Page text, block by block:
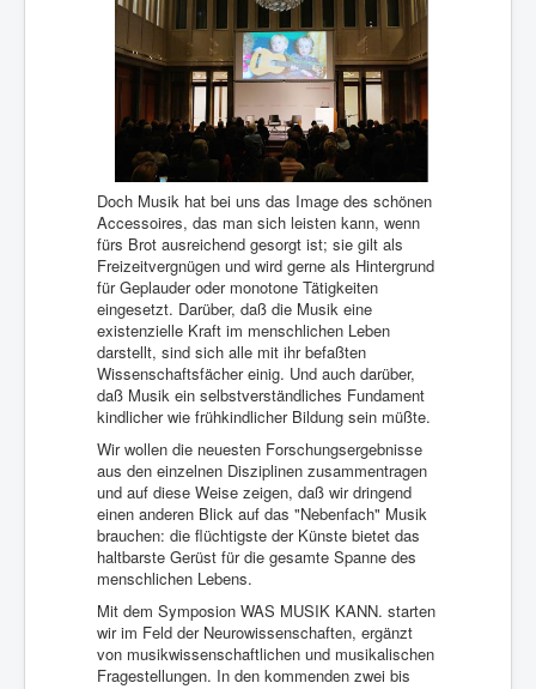
Doch Musik hat bei uns das Image des schönen
Accessoires, das man sich leisten kann, wenn
fürs Brot ausreichend gesorgt ist; sie gilt als
Freizeitvergnügen und wird gerne als Hintergrund
für Geplauder oder monotone Tätigkeiten
eingesetzt. Darüber, daß die Musik eine
existenzielle Kraft im menschlichen Leben
darstellt, sind sich alle mit ihr befaßten
Wissenschaftsfächer einig. Und auch darüber,
daß Musik ein selbst­ver­ständliches Fundament
kindlicher wie frühkindlicher Bildung sein müßte.
Wir wollen die neuesten Forschungsergebnisse
aus den einzelnen Disziplinen zusammentragen
und auf diese Weise zeigen, daß wir dringend
einen anderen Blick auf das "Nebenfach" Musik
brauchen: die flüchtigste der Künste bietet das
haltbarste Gerüst für die gesamte Spanne des
menschlichen Lebens.
Mit dem Symposion WAS MUSIK KANN. starten
wir im Feld der Neurowissenschaften, ergänzt
von musikwissen­schaftlichen und musikalischen
Fragestellungen. In den kommenden zwei bis